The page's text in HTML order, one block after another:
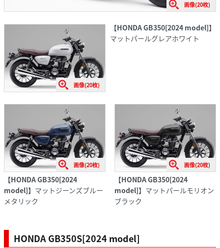
画像(20枚)
画像(20枚)
【HONDA GB350[2024 model]】
マットパールグレアホワイト
画像(20枚)
【HONDA GB350[2024
model]】 マットジーンズブルー
メタリック
画像(20枚)
【HONDA GB350[2024
model]】 マットパールモリオン
ブラック
HONDA GB350S[2024 model]